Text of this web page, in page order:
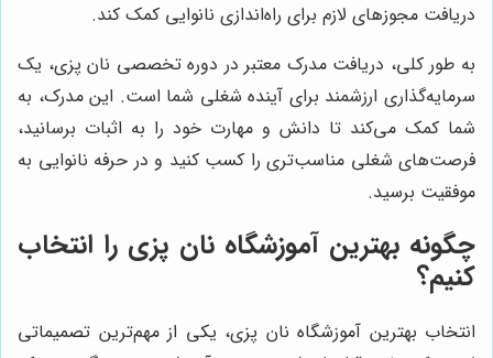
دریافت مجوزهای لازم برای راه‌اندازی نانوایی کمک کند.
به طور کلی، دریافت مدرک معتبر در دوره تخصصی نان پزی، یک
سرمایه‌گذاری ارزشمند برای آینده شغلی شما است. این مدرک، به
شما کمک می‌کند تا دانش و مهارت خود را به اثبات برسانید،
فرصت‌های شغلی مناسب‌تری را کسب کنید و در حرفه نانوایی به
موفقیت برسید.
چگونه بهترین آموزشگاه نان پزی را انتخاب
کنیم؟
انتخاب بهترین آموزشگاه نان پزی، یکی از مهم‌ترین تصمیماتی